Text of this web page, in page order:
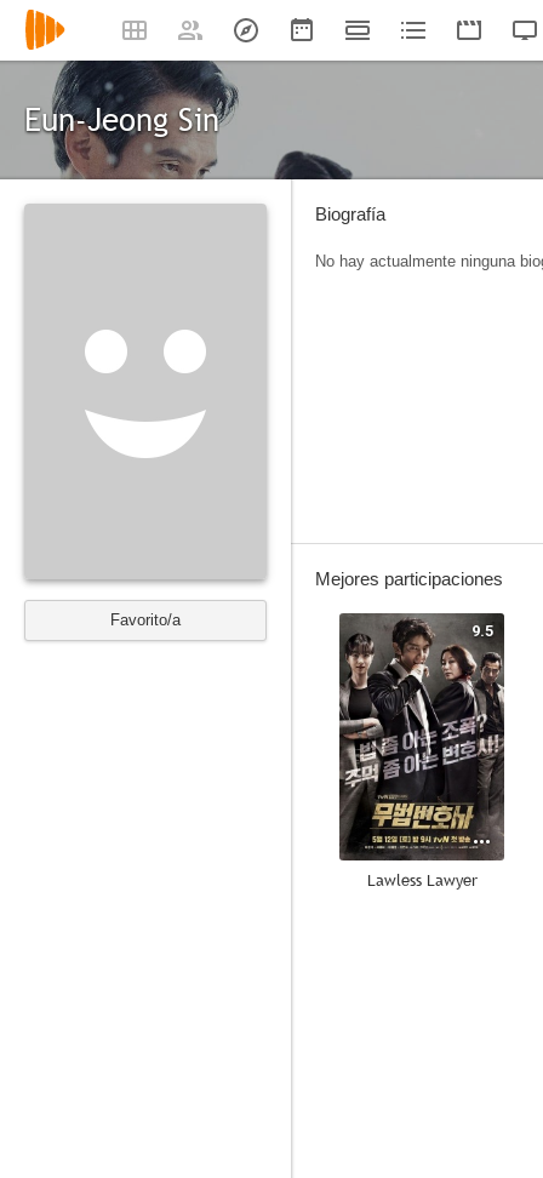
Eun-Jeong Sin
Favorito/a
Biografía
No hay actualmente ninguna
Mejores participaciones
9.5
Lawless Lawyer